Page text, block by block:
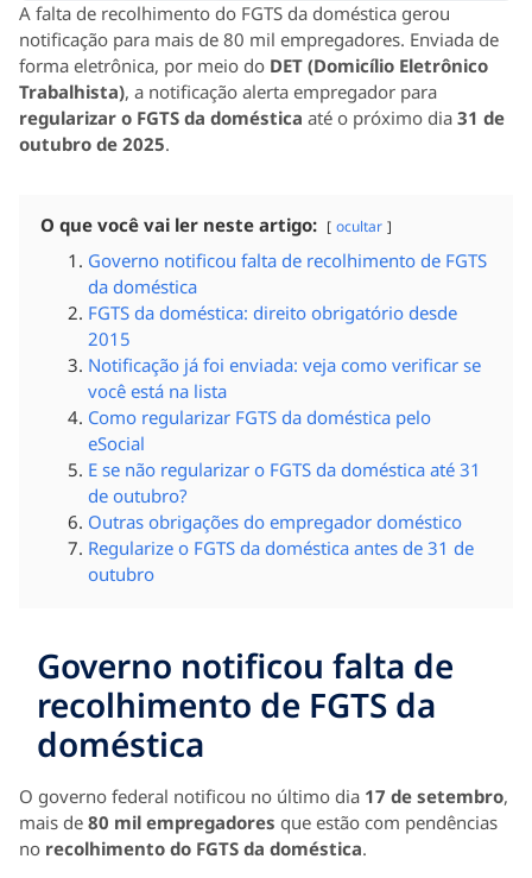
A falta de recolhimento do FGTS da doméstica gerou
notificação para mais de 80 mil empregadores. Enviada de
forma eletrônica, por meio do DET (Domicílio Eletrônico
Trabalhista), a notificação alerta empregador para
regularizar o FGTS da doméstica até o próximo dia 31 de
outubro de 2025.
O que você vai ler neste artigo: ocultar
Governo notificou falta de recolhimento de FGTS
da doméstica
FGTS da doméstica: direito obrigatório desde
2015
Notificação já foi enviada: veja como verificar se
você está na lista
Como regularizar FGTS da doméstica pelo
eSocial
E se não regularizar o FGTS da doméstica até 31
de outubro?
Outras obrigações do empregador doméstico
Regularize o FGTS da doméstica antes de 31 de
outubro
Governo notificou falta de
recolhimento de FGTS da
doméstica
O governo federal notificou no último dia 17 de setembro,
mais de 80 mil empregadores que estão com pendências
no recolhimento do FGTS da doméstica.